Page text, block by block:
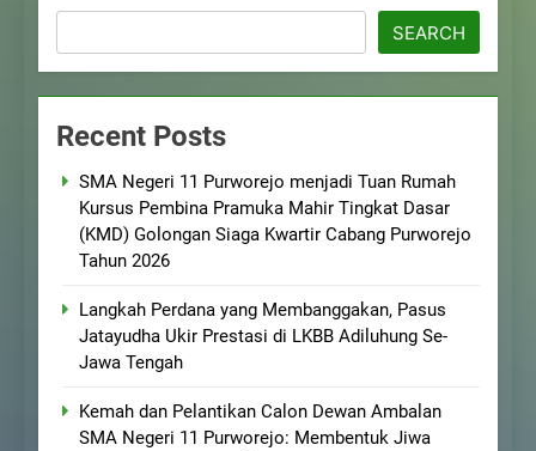
SEARCH
Recent Posts
SMA Negeri 11 Purworejo menjadi Tuan Rumah
Kursus Pembina Pramuka Mahir Tingkat Dasar
(KMD) Golongan Siaga Kwartir Cabang Purworejo
Tahun 2026
Langkah Perdana yang Membanggakan, Pasus
Jatayudha Ukir Prestasi di LKBB Adiluhung Se-
Jawa Tengah
Kemah dan Pelantikan Calon Dewan Ambalan
SMA Negeri 11 Purworejo: Membentuk Jiwa